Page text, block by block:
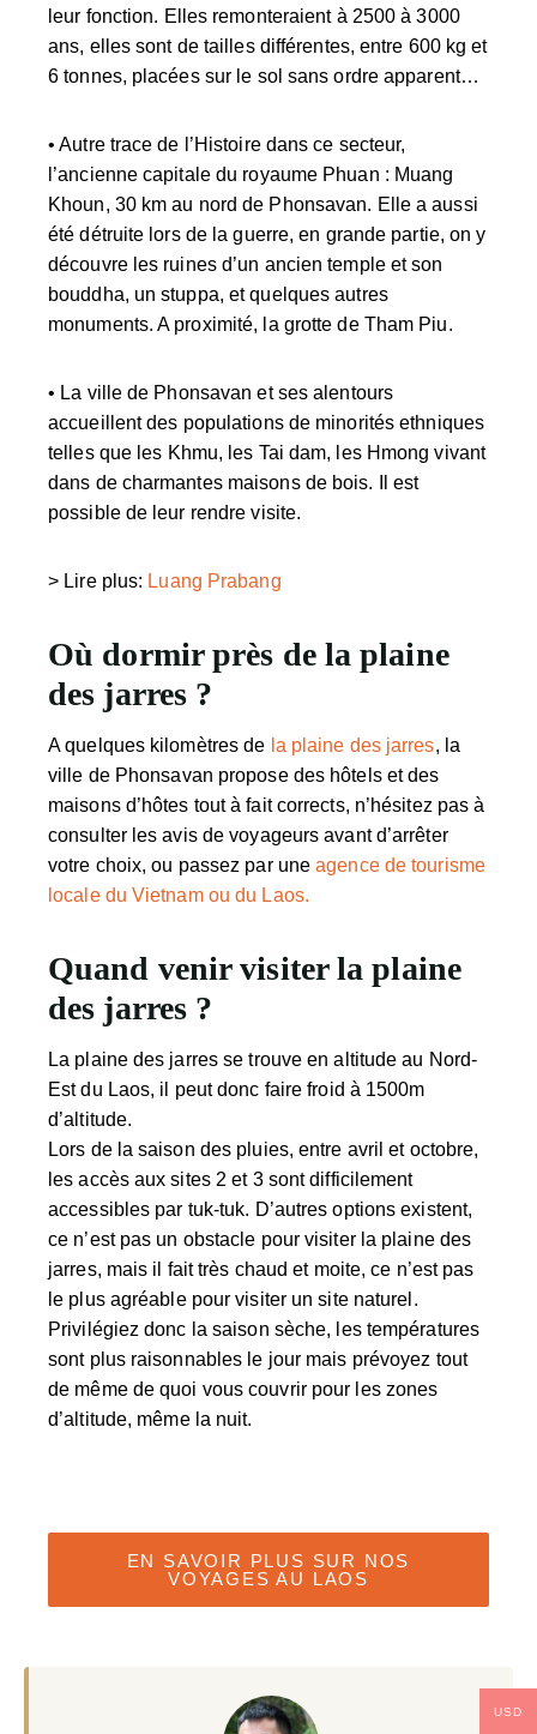
leur fonction. Elles remonteraient à 2500 à 3000
ans, elles sont de tailles différentes, entre 600 kg et
6 tonnes, placées sur le sol sans ordre apparent…
• Autre trace de l’Histoire dans ce secteur,
l’ancienne capitale du royaume Phuan : Muang
Khoun, 30 km au nord de Phonsavan. Elle a aussi
été détruite lors de la guerre, en grande partie, on y
découvre les ruines d’un ancien temple et son
bouddha, un stuppa, et quelques autres
monuments. A proximité, la grotte de Tham Piu.
• La ville de Phonsavan et ses alentours
accueillent des populations de minorités ethniques
telles que les Khmu, les Tai dam, les Hmong vivant
dans de charmantes maisons de bois. Il est
possible de leur rendre visite.
> Lire plus: Luang Prabang
Où dormir près de la plaine
des jarres ?
A quelques kilomètres de la plaine des jarres, la
ville de Phonsavan propose des hôtels et des
maisons d’hôtes tout à fait corrects, n’hésitez pas à
consulter les avis de voyageurs avant d’arrêter
votre choix, ou passez par uneagence de tourisme
locale du Vietnam ou du Laos.
Quand venir visiter la plaine
des jarres ?
La plaine des jarres se trouve en altitude au Nord-
Est du Laos, il peut donc faire froid à 1500m
d’altitude.
Lors de la saison des pluies, entre avril et octobre,
les accès aux sites 2 et 3 sont difficilement
accessibles par tuk-tuk. D’autres options existent,
ce n’est pas un obstacle pour visiter la plaine des
jarres, mais il fait très chaud et moite, ce n’est pas
le plus agréable pour visiter un site naturel.
Privilégiez donc la saison sèche, les températures
sont plus raisonnables le jour mais prévoyez tout
de même de quoi vous couvrir pour les zones
d’altitude, même la nuit.
EN SAVOIR PLUS SUR NOS
VOYAGES AU LAOS
USD